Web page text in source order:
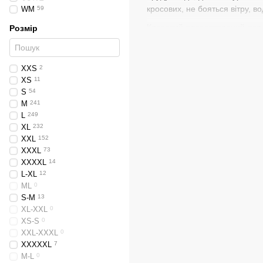
кросових, не бояться вітру,
WM 59
Розмір
XXS 2
XS 11
S 54
M 241
L 249
XL 232
XXL 152
XXXL 73
XXXXL 14
L-XL 12
ML 0
S-M 13
XL-XXL 0
XS-S 0
XXL-XXXL 0
XXXXXL 7
M-L 0